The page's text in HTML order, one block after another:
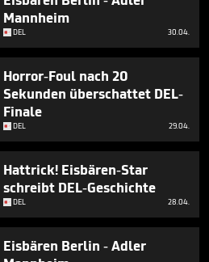
Mannheim
DEL 30.04.
Horror-Foul nach 20
Sekunden überschattet DEL-
Finale
DEL 29.04.
Hattrick! Eisbären-Star
schreibt DEL-Geschichte
DEL 28.04.
Eisbären Berlin - Adler